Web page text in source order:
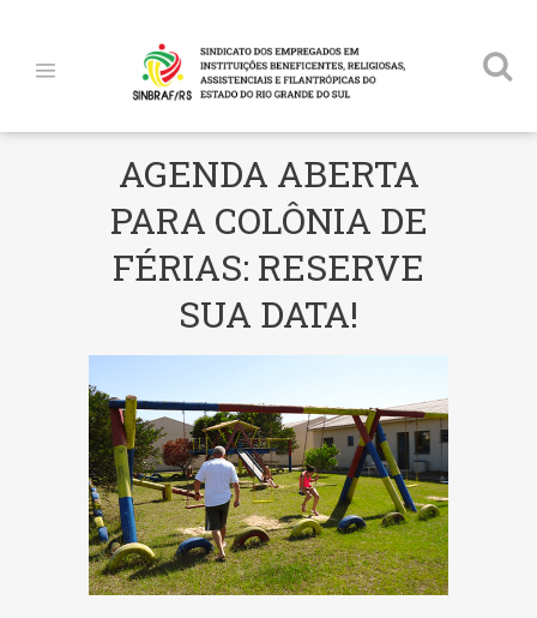
AGENDA ABERTA
PARA COLÔNIA DE
FÉRIAS: RESERVE
SUA DATA!